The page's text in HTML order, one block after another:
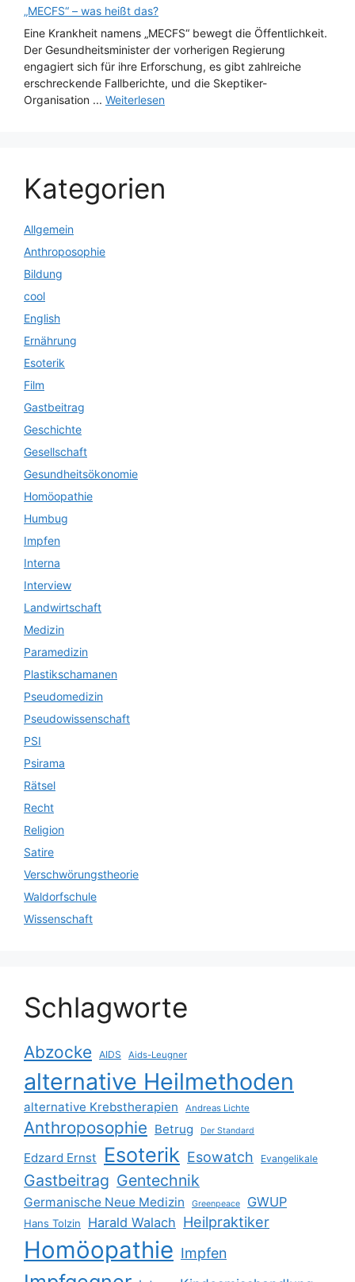
„MECFS“ – was heißt das?
Eine Krankheit namens „MECFS“ bewegt die Öffentlichkeit.
Der Gesundheitsminister der vorherigen Regierung
engagiert sich für ihre Erforschung, es gibt zahlreiche
erschreckende Fallberichte, und die Skeptiker-
Organisation ... Weiterlesen
Kategorien
Allgemein
Anthroposophie
Bildung
cool
English
Ernährung
Esoterik
Film
Gastbeitrag
Geschichte
Gesellschaft
Gesundheitsökonomie
Homöopathie
Humbug
Impfen
Interna
Interview
Landwirtschaft
Medizin
Paramedizin
Plastikschamanen
Pseudomedizin
Pseudowissenschaft
PSI
Psirama
Rätsel
Recht
Religion
Satire
Verschwörungstheorie
Waldorfschule
Wissenschaft
Schlagworte
Abzocke AIDS Aids-Leugner
alternative Heilmethoden
alternative Krebstherapien Andreas Lichte
Anthroposophie Betrug Der Standard
Edzard Ernst Esoterik Esowatch Evangelikale
Gastbeitrag Gentechnik
Germanische Neue Medizin Greenpeace GWUP
Hans Tolzin Harald Walach Heilpraktiker
Homöopathie Impfen